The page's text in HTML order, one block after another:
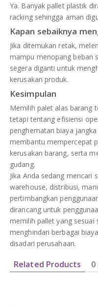
Ya. Banyak pallet plastik
racking sehingga aman
Kapan sebaiknya
Jika ditemukan retak,
mampu menopang beban
segera diganti untuk
kerusakan produk.
Kesimpulan
Memilih palet alas barang
tetapi tentang efisiensi
penghematan biaya
membantu mempercepat
kerusakan barang, serta
gudang.
Jika Anda sedang mencari
warehouse, distribusi,
pertimbangkan
dirancang untuk
memilih pallet yang sesuai
menghindari berbagai
disadari perusahaan.
Related Products 0